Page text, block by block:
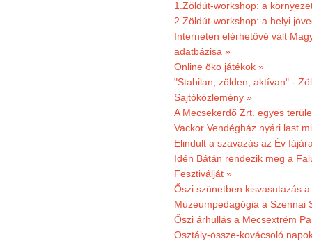
1.Zöldút-workshop: a
2.Zöldút-workshop: a helyi
Interneten elérhetővé vált
adatbázisa »
Online öko játékok »
"Stabilan, zölden, aktívan" -
Sajtóközlemény »
A Mecsekerdő Zrt. egyes
Vackor Vendégház nyári last
Elindult a szavazás az Év
Idén Bátán rendezik meg a
Fesztiválját »
Őszi szünetben kisvasutazás
Múzeumpedagógia a Szennai
Őszi árhullás a Mecsextrém
Osztály-össze-kovácsoló